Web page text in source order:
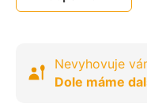
Nevyhovuje
Dole máme